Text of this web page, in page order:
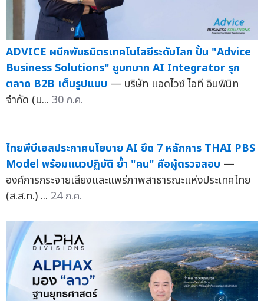
ADVICE ผนึกพันธมิตรเทคโนโลยีระดับโลก ปั้น "Advice
Business Solutions" ชูบทบาท AI Integrator รุก
ตลาด B2B เต็มรูปแบบ — บริษัท แอดไวซ์ ไอที อินฟินิท
จำกัด (ม... 30 ก.ค.
ไทยพีบีเอสประกาศนโยบาย AI ยึด 7 หลักการ THAI PBS
Model พร้อมแนวปฏิบัติ ย้ำ "คน" คือผู้ตรวจสอบ —
องค์การกระจายเสียงและแพร่ภาพสาธารณะแห่งประเทศไทย
(ส.ส.ท.) ... 24 ก.ค.